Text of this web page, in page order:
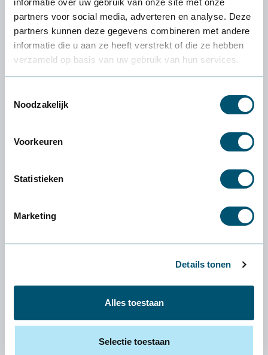
informatie over uw gebruik van onze site met onze
partners voor social media, adverteren en analyse. Deze
partners kunnen deze gegevens combineren met andere
informatie die u aan ze heeft verstrekt of die ze hebben
verzameld op basis van uw gebruik van hun services.
Noodzakelijk
Voorkeuren
Statistieken
Marketing
Details tonen
Alles toestaan
Selectie toestaan
Ervaren of een product
proefplaatsing van
De levering en proefplaatsingsperiode zijn
volledig kosteloos. Vooraf betaal je niets. Enige
uitzondering: als je een klein product (zoals een
muis of toetsenbord) wilt retourneren, zijn de
Dan helpen we je persoonlijk een alternatief te
vinden dat beter bij je past. Lukt dat niet, dan
verzorgen we de retour.
Hoe werkt het retourneren?
Grote producten (zoals stoelen en tafels): wij